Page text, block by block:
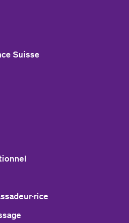
Suisse